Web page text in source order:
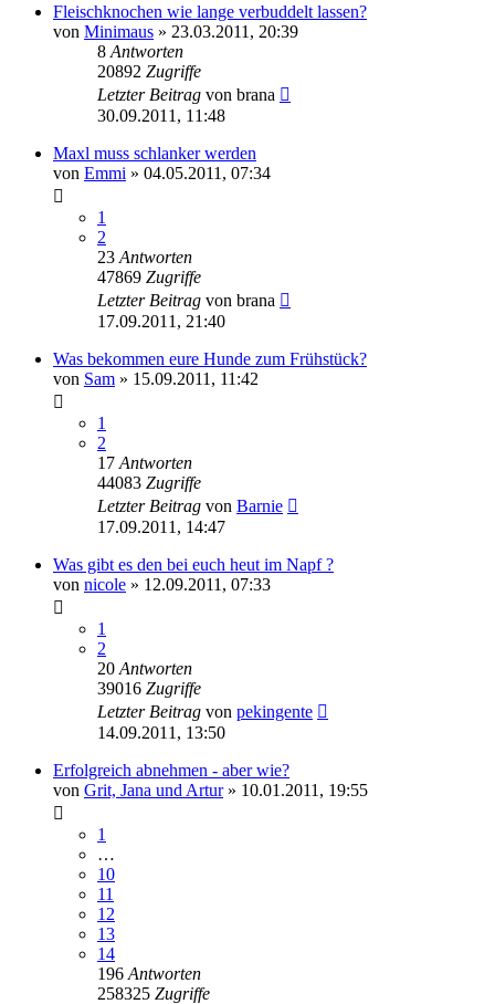
Fleischknochen wie lange verbuddelt lassen?
von Minimaus » 23.03.2011, 20:39
8 Antworten
20892 Zugriffe
Letzter Beitrag von brana
30.09.2011, 11:48
Maxl muss schlanker werden
von Emmi » 04.05.2011, 07:34
1
2
23 Antworten
47869 Zugriffe
Letzter Beitrag von brana
17.09.2011, 21:40
Was bekommen eure Hunde zum Frühstück?
von Sam » 15.09.2011, 11:42
1
2
17 Antworten
44083 Zugriffe
Letzter Beitrag von Barnie
17.09.2011, 14:47
Was gibt es den bei euch heut im Napf ?
von nicole » 12.09.2011, 07:33
1
2
20 Antworten
39016 Zugriffe
Letzter Beitrag von pekingente
14.09.2011, 13:50
Erfolgreich abnehmen - aber wie?
von Grit, Jana und Artur» 10.01.2011, 19:55
1
…
10
11
12
13
14
196 Antworten
258325 Zugriffe